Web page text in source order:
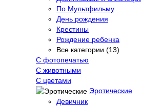
По Мультфильму
День рождения
Крестины
Рождение ребенка
Все категории (13)
С фотопечатью
C животными
С цветами
Эротические
Девичник